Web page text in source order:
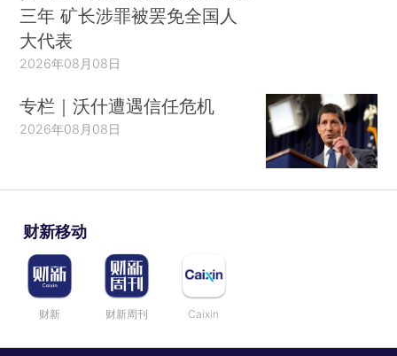
三年 矿长涉罪被罢免全国人
大代表
2026年08月08日
专栏｜沃什遭遇信任危机
2026年08月08日
财新移动
财新 财新周刊 Caixin